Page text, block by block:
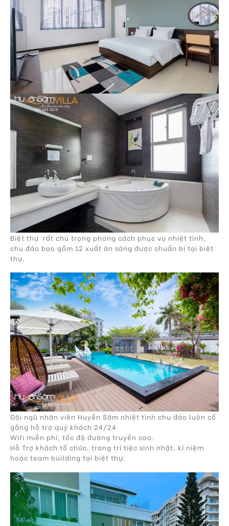
Biệt thự rất chú trọng phong cách phục vụ nhiệt tình,
chu đáo bao gồm 12 xuất ăn sáng được chuẩn bị tại biệt
thự.
Đội ngũ nhân viên Huyền Sâm nhiệt tình chu đáo luôn cố
gắng hỗ trợ quý khách 24/24
Wifi miễn phí, tốc độ đường truyền cao.
Hỗ Trợ khách tổ chức, trang trí tiệc sinh nhật, kỉ niệm
hoặc team building tại biệt thự.​